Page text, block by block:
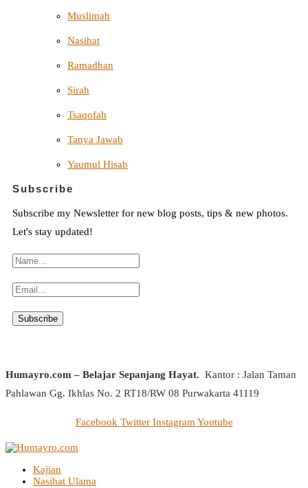
Muslimah
Nasihat
Ramadhan
Sirah
Tsaqofah
Tanya Jawab
Yaumul Hisab
Subscribe
Subscribe my Newsletter for new blog posts, tips & new photos.
Let's stay updated!
Humayro.com – Belajar Sepanjang Hayat. Kantor : Jalan Taman
Pahlawan Gg. Ikhlas No. 2 RT18/RW 08 Purwakarta 41119
Facebook Twitter Instagram Youtube
Kajian
Nasihat Ulama